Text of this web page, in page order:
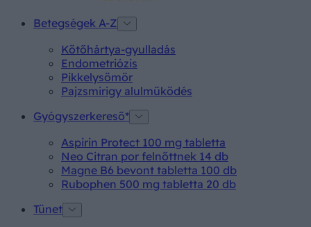
Betegségek A-Z
Kötőhártya-gyulladás
Endometriózis
Pikkelysömör
Pajzsmirigy alulműködés
Gyógyszerkereső*
Aspirin Protect 100 mg tabletta
Neo Citran por felnőttnek 14 db
Magne B6 bevont tabletta 100 db
Rubophen 500 mg tabletta 20 db
Tünet